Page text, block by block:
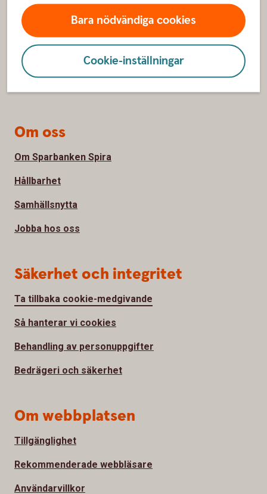
Bara nödvändiga cookies
Cookie-inställningar
Spärrhjälp
Hitta bankkontor
Bli kund
Om oss
Om Sparbanken Spira
Hållbarhet
Samhällsnytta
Jobba hos oss
Säkerhet och integritet
Ta tillbaka cookie-medgivande
Så hanterar vi cookies
Behandling av personuppgifter
Bedrägeri och säkerhet
Om webbplatsen
Tillgänglighet
Rekommenderade webbläsare
Användarvillkor